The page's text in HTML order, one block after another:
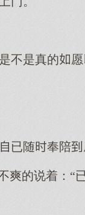
是真的愿
已随奉陪
的说着：“